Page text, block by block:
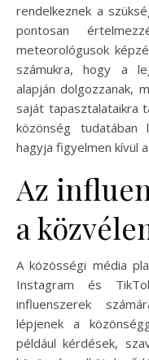
rendelkeznek a
pontosan
meteorológusok
számukra, hogy a
alapján dolgozzanak,
saját tapasztalataikra
közönség tudatában
hagyja figyelmen kívül
Az
a
A közösségi média
Instagram és
influenszerek
lépjenek a
például kérdések,